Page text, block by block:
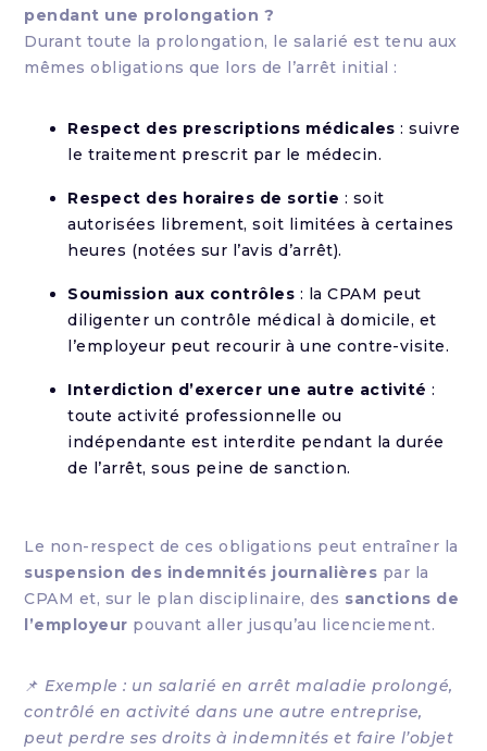
pendant une prolongation ?
Durant toute la prolongation, le salarié est tenu aux
mêmes obligations que lors de l’arrêt initial :
Respect des prescriptions médicales : suivre
le traitement prescrit par le médecin.
Respect des horaires de sortie : soit
autorisées librement, soit limitées à certaines
heures (notées sur l’avis d’arrêt).
Soumission aux contrôles : la CPAM peut
diligenter un contrôle médical à domicile, et
l’employeur peut recourir à une contre-visite.
Interdiction d’exercer une autre activité :
toute activité professionnelle ou
indépendante est interdite pendant la durée
de l’arrêt, sous peine de sanction.
Le non-respect de ces obligations peut entraîner la
suspension des indemnités journalières par la
CPAM et, sur le plan disciplinaire, des sanctions de
l’employeur pouvant aller jusqu’au licenciement.
📌 Exemple : un salarié en arrêt maladie prolongé,
contrôlé en activité dans une autre entreprise,
peut perdre ses droits à indemnités et faire l’objet